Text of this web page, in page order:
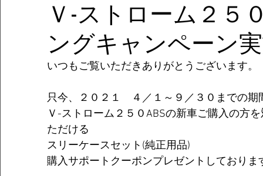
Ｖ-ストローム２５
ングキャンペーン
いつもご覧いただきありがとうございます。
只今、 ２０２１　４／１～９／３０ までの期
Ｖ-ストローム２５０ABSの新車ご購入の方
ただける
スリーケースセット(純正用品)
購入サポートクーポンプレゼントしておりま